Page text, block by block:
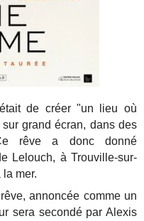
de créer "un lieu où
grand écran, dans des
rêve a donc donné
Lelouch, à Trouville-sur-
la mer.
annoncée comme un
sera secondé par Alexis